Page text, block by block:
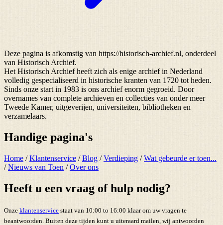
Deze pagina is afkomstig van https://historisch-archief.nl, onderdeel
van Historisch Archief.
Het Historisch Archief heeft zich als enige archief in Nederland
volledig gespecialiseerd in historische kranten van 1720 tot heden.
Sinds onze start in 1983 is ons archief enorm gegroeid. Door
overnames van complete archieven en collecties van onder meer
Tweede Kamer, uitgeverijen, universiteiten, bibliotheken en
verzamelaars.
Handige pagina's
Home /Klantenservice /Blog /Verdieping /Wat gebeurde er toen...
/Nieuws van Toen /Over ons
Heeft u een vraag of hulp nodig?
Onze klantenservice staat van 10:00 to 16:00 klaar om uw vragen te
beantwoorden. Buiten deze tijden kunt u uiteraard mailen, wij antwoorden